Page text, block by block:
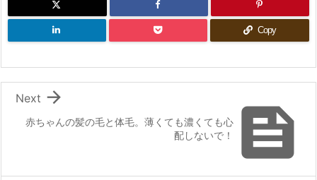
Copy

赤ちゃんの髪の毛と体毛。薄くても濃くても心
配しないで！

Next